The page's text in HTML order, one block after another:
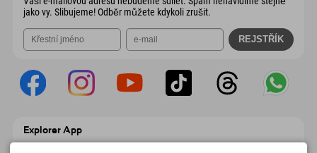
jako vy. Slibujeme! Odběr můžete kdykoli zrušit.
Explorer App